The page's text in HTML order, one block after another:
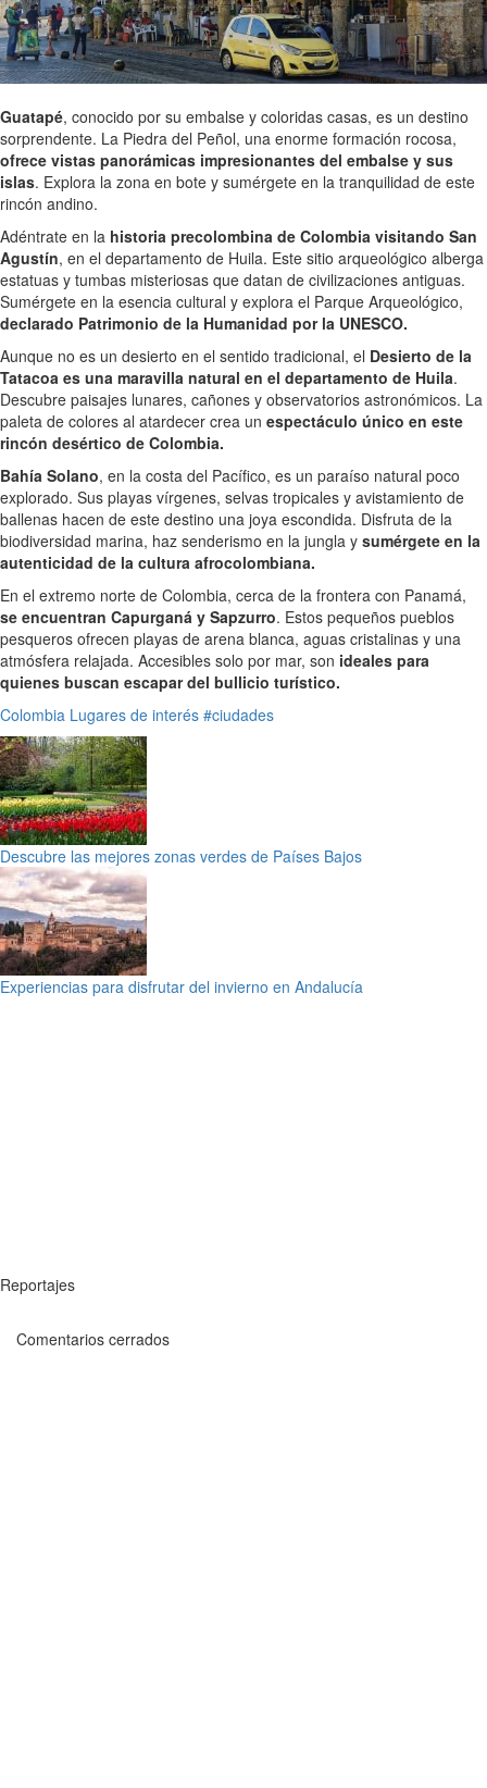
Guatapé, conocido por su embalse y coloridas casas, es un destino
sorprendente. La Piedra del Peñol, una enorme formación rocosa,
ofrece vistas panorámicas impresionantes del embalse y sus
islas. Explora la zona en bote y sumérgete en la tranquilidad de este
rincón andino.
Adéntrate en la historia precolombina de Colombia visitando San
Agustín, en el departamento de Huila. Este sitio arqueológico alberga
estatuas y tumbas misteriosas que datan de civilizaciones antiguas.
Sumérgete en la esencia cultural y explora el Parque Arqueológico,
declarado Patrimonio de la Humanidad por la UNESCO.
Aunque no es un desierto en el sentido tradicional, el Desierto de la
Tatacoa es una maravilla natural en el departamento de Huila.
Descubre paisajes lunares, cañones y observatorios astronómicos. La
paleta de colores al atardecer crea un espectáculo único en este
rincón desértico de Colombia.
Bahía Solano, en la costa del Pacífico, es un paraíso natural poco
explorado. Sus playas vírgenes, selvas tropicales y avistamiento de
ballenas hacen de este destino una joya escondida. Disfruta de la
biodiversidad marina, haz senderismo en la jungla y sumérgete en la
autenticidad de la cultura afrocolombiana.
En el extremo norte de Colombia, cerca de la frontera con Panamá,
se encuentran Capurganá y Sapzurro. Estos pequeños pueblos
pesqueros ofrecen playas de arena blanca, aguas cristalinas y una
atmósfera relajada. Accesibles solo por mar, son ideales para
quienes buscan escapar del bullicio turístico.
Colombia Lugares de interés #ciudades
Descubre las mejores zonas verdes de Países Bajos
Experiencias para disfrutar del invierno en Andalucía
Reportajes
Comentarios cerrados